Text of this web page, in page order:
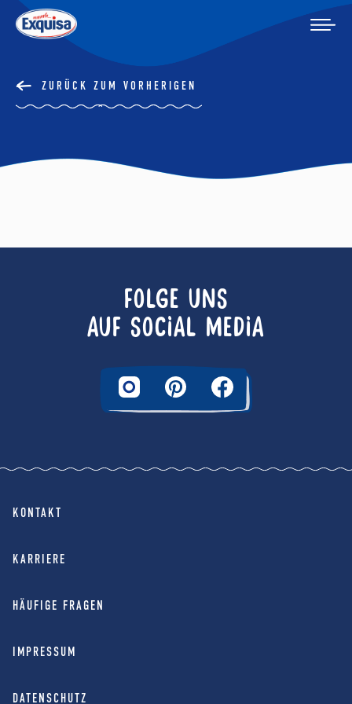
ZURÜCK ZUM VORHERIGEN
FOLGE UNS
AUF SOCIAL MEDIA
KONTAKT
KARRIERE
HÄUFIGE FRAGEN
IMPRESSUM
DATENSCHUTZ